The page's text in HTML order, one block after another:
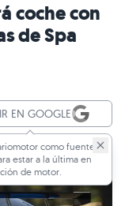
coche con
de Spa
EN GOOGLE
como fuente
estar a la última en
de motor.